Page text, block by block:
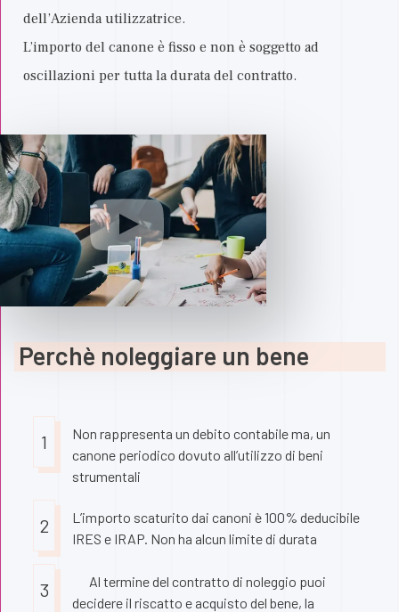
dell’Azienda utilizzatrice.
L’importo del canone è fisso e non è soggetto ad
oscillazioni per tutta la durata del contratto.
Perchè noleggiare un bene
1
Non rappresenta un debito contabile ma, un
canone periodico dovuto all’utilizzo di beni
strumentali
2
L’importo scaturito dai canoni è 100% deducibile
IRES e IRAP. Non ha alcun limite di durata
3
Al termine del contratto di noleggio puoi
decidere il riscatto e acquisto del bene, la